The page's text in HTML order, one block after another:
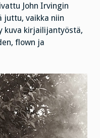
John Irvingin
juttu, vaikka niin
kuva kirjailijantyöstä,
flown ja